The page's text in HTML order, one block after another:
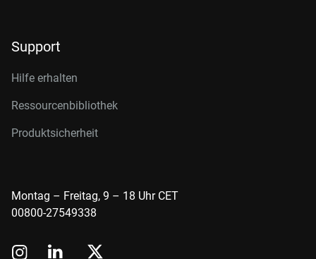
Support
Hilfe erhalten
Ressourcenbibliothek
Produktsicherheit
Montag – Freitag, 9 – 18 Uhr CET
00800-27549338